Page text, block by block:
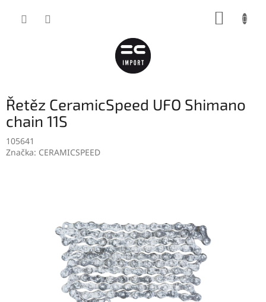
Řetěz CeramicSpeed UFO Shimano
chain 11S
105641
Značka: CERAMICSPEED